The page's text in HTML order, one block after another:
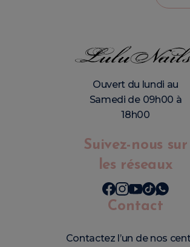
Ouvert du lundi au
Samedi de 09h00 à
18h00
Suivez-nous sur
les réseaux
Contact
Contactez l’un de nos